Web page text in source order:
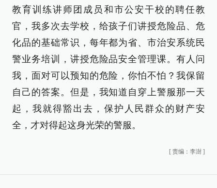
教育训练讲师团成员和市公安干校的聘任教
官，我多次去学校，给孩子们讲授危险品、危
化品的基础常识，每年都为省、市治安系统民
警业务培训，讲授危险品安全管理课。有人问
我，面对可以预知的危险，你怕不怕？我保留
自己的答案。但是，我知道自穿上警服那一天
起，我就得豁出去，保护人民群众的财产安
全，才对得起这身光荣的警服。
[ 责编：李澍 ]